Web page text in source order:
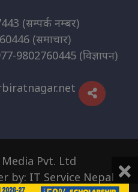
(सम्पर्क नम्बर)
(समाचार)
9802760445 (विज्ञापन)
Pvt. Ltd
by: IT Service Nepal ×